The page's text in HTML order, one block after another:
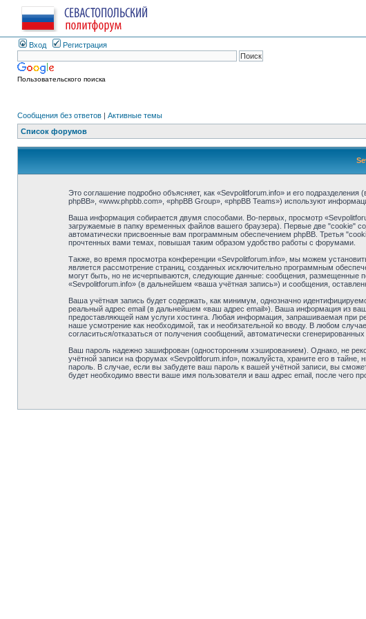
Вход Регистрация
Пользовательского поиска
Сообщения без ответов | Активные темы
Список форумов
Это соглашение подробно объясняет, как «Sevpolitforum.info» и его
phpBB», «www.phpbb.com», «phpBB Group», «phpBB Teams») используют
Ваша информация собирается двумя способами. Во-первых, просмотр
загружаемые в папку временных файлов вашего браузера). Первые две "cookie"
автоматически присвоенные вам программным обеспечением phpBB. Третья
прочтенных вами темах, повышая таким образом удобство работы с форумами.
Также, во время просмотра конференции «Sevpolitforum.info», мы можем
является рассмотрение страниц, созданных исключительно программным
могут быть, но не исчерпываются, следующие данные: сообщения, размещенные
«Sevpolitforum.info» (в дальнейшем «ваша учётная запись») и сообщения,
Ваша учётная запись будет содержать, как минимум, однозначно
реальный адрес email (в дальнейшем «ваш адрес email»). Ваша информация из
предоставляющей нам услуги хостинга. Любая информация, запрашиваемая при
наше усмотрение как необходимой, так и необязательной ко вводу. В любом
согласиться/отказаться от получения сообщений, автоматически
Ваш пароль надежно зашифрован (односторонним хэшированием). Однако, не
учётной записи на форумах «Sevpolitforum.info», пожалуйста, храните его в
пароль. В случае, если вы забудете ваш пароль к вашей учётной записи, вы
будет необходимо ввести ваше имя пользователя и ваш адрес email, после чего